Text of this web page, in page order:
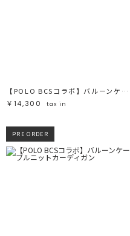
【POLO BCSコラボ】バルーンケーブルニットカーディガン
￥14,300
tax in
PRE ORDER